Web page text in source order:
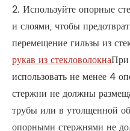
2. Используйте опорные
и слоями, чтобы
перемещение гильзы из
рукав из стекловолокнаПри
использовать не менее 4
стержни не должны
трубы или в утолщенной
опорными стержнями не